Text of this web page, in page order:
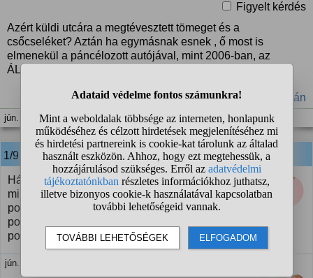
Figyelt kérdés
Azért küldi utcára a megtévesztett tömeget és a
csőcseléket? Aztán ha egymásnak esnek , ő most is
elmenekül a páncélozott autójával, mint 2006-ban, az
ÁLLÍTÓLAGOS szemkilövetéskor?
#tüntetés #polgárháború #Orbán
jún. 9. 06:37
1/9 anonim válasza:
Hát, ha nincs egyetlen egy jóravaló
miniszterelnökűr, aki elejét venné ennek a
polgárháborúnak és lecsukatná azokat, akik
polgárháborút akarnak kirobbantani, meg is érdemlitek a
polgárháborútokat.
jún. 9. 07:02